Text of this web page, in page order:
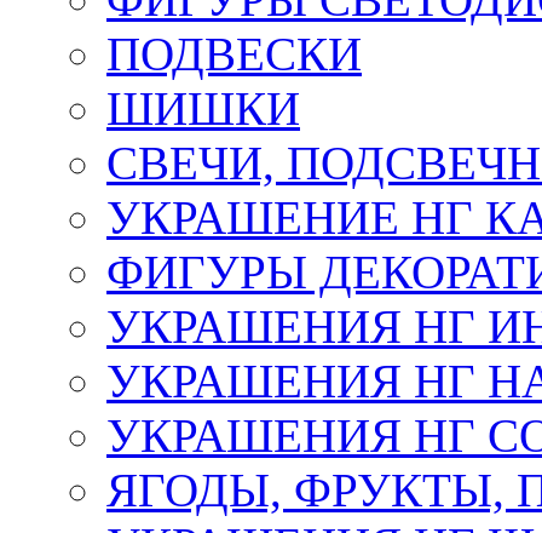
ПОДВЕСКИ
ШИШКИ
СВЕЧИ,
УКРАШЕНИЕ НГ
ФИГУРЫ
УКРАШЕНИЯ НГ
УКРАШЕНИЯ НГ
УКРАШЕНИЯ НГ
ЯГОДЫ, ФРУКТЫ,